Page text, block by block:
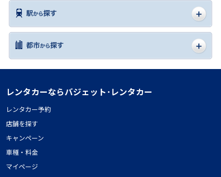
レンタカーならバジェット･レンタカー
レンタカー予約
店舗を探す
キャンペーン
車種・料金
マイページ